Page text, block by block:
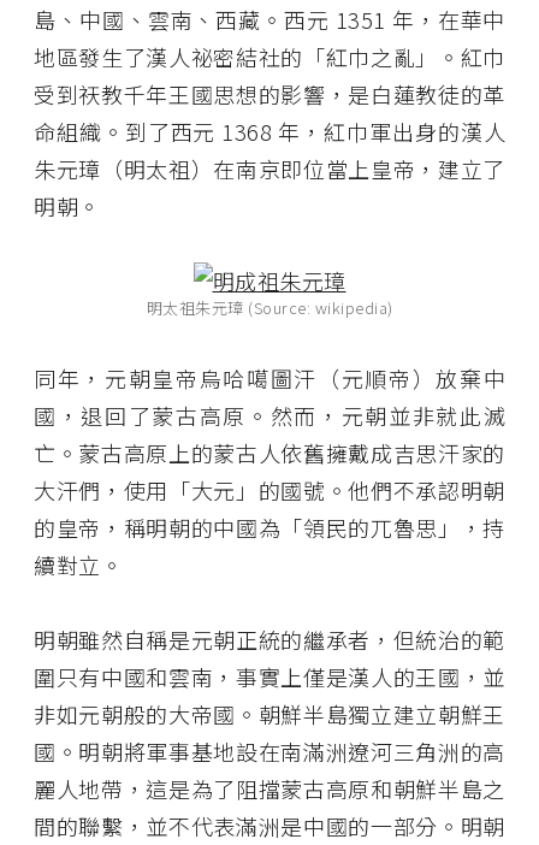
島、中國、雲南、西藏。西元 1351 年，在華中
地區發生了漢人祕密結社的「紅巾之亂」。紅巾
受到祆教千年王國思想的影響，是白蓮教徒的革
命組織。到了西元 1368 年，紅巾軍出身的漢人
朱元璋（明太祖）在南京即位當上皇帝，建立了
明朝。
明太祖朱元璋 (Source: wikipedia)
同年，元朝皇帝烏哈噶圖汗（元順帝）放棄中
國，退回了蒙古高原。然而，元朝並非就此滅
亡。蒙古高原上的蒙古人依舊擁戴成吉思汗家的
大汗們，使用「大元」的國號。他們不承認明朝
的皇帝，稱明朝的中國為「領民的兀魯思」，持
續對立。
明朝雖然自稱是元朝正統的繼承者，但統治的範
圍只有中國和雲南，事實上僅是漢人的王國，並
非如元朝般的大帝國。朝鮮半島獨立建立朝鮮王
國。明朝將軍事基地設在南滿洲遼河三角洲的高
麗人地帶，這是為了阻擋蒙古高原和朝鮮半島之
間的聯繫，並不代表滿洲是中國的一部分。明朝